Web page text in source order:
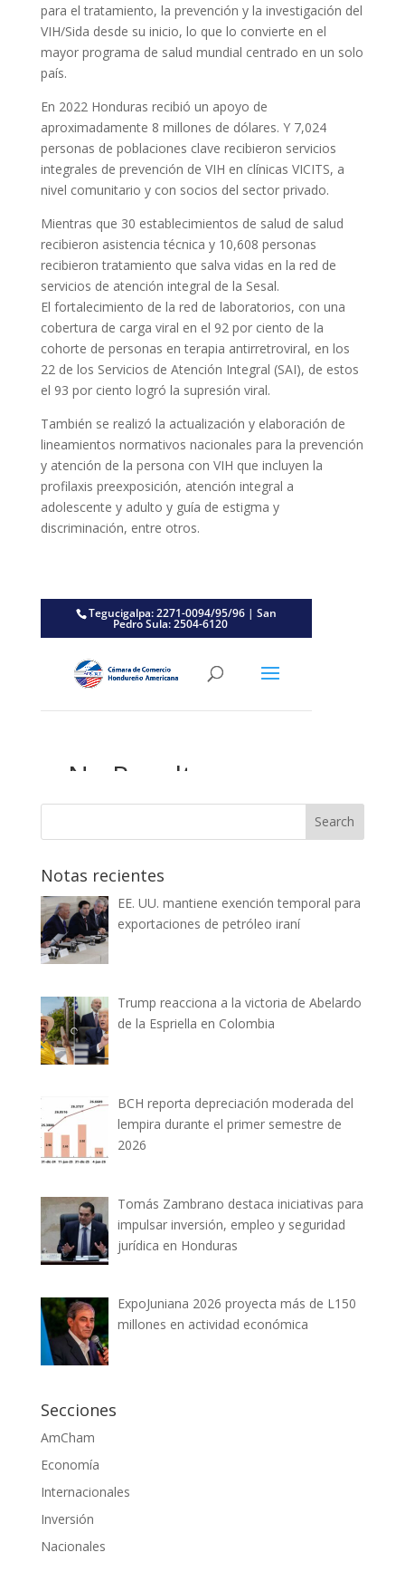
para el tratamiento, la prevención y la investigación del
VIH/Sida desde su inicio, lo que lo convierte en el
mayor programa de salud mundial centrado en un solo
país.
En 2022 Honduras recibió un apoyo de
aproximadamente 8 millones de dólares. Y 7,024
personas de poblaciones clave recibieron servicios
integrales de prevención de VIH en clínicas VICITS, a
nivel comunitario y con socios del sector privado.
Mientras que 30 establecimientos de salud de salud
recibieron asistencia técnica y 10,608 personas
recibieron tratamiento que salva vidas en la red de
servicios de atención integral de la Sesal.
El fortalecimiento de la red de laboratorios, con una
cobertura de carga viral en el 92 por ciento de la
cohorte de personas en terapia antirretroviral, en los
22 de los Servicios de Atención Integral (SAI), de estos
el 93 por ciento logró la supresión viral.
También se realizó la actualización y elaboración de
lineamientos normativos nacionales para la prevención
y atención de la persona con VIH que incluyen la
profilaxis preexposición, atención integral a
adolescente y adulto y guía de estigma y
discriminación, entre otros.
Notas recientes
EE. UU. mantiene exención temporal para
exportaciones de petróleo iraní
Trump reacciona a la victoria de Abelardo
de la Espriella en Colombia
BCH reporta depreciación moderada del
lempira durante el primer semestre de
2026
Tomás Zambrano destaca iniciativas para
impulsar inversión, empleo y seguridad
jurídica en Honduras
ExpoJuniana 2026 proyecta más de L150
millones en actividad económica
Secciones
AmCham
Economía
Internacionales
Inversión
Nacionales